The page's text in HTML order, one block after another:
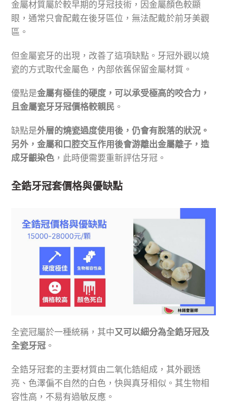
金屬材質屬於較早期的牙冠技術，因金屬顏色較顯
眼，通常只會配戴在後牙區位，無法配戴於前牙美觀
區。
但金屬瓷牙的出現，改善了這項缺點。牙冠外觀以燒
瓷的方式取代金屬色，內部依舊保留金屬材質。
優點是金屬有極佳的硬度，可以承受極高的咬合力，
且金屬瓷牙牙冠價格較親民 。
缺點是外層的燒瓷過度使用後，仍會有脫落的狀況。
另外，金屬和口腔交互作用後會游離出金屬離子，造
成牙齦染色 ，此時便需要重新評估牙冠。
全鋯牙冠套價格與優缺點
全瓷冠屬於一種統稱，其中又可以細分為全鋯牙冠及
全瓷牙冠 。
全鋯牙冠套的主要材質由二氧化鋯組成，其外觀透
亮、色澤偏不自然的白色，快與真牙相似。其生物相
容性高，不易有過敏反應。